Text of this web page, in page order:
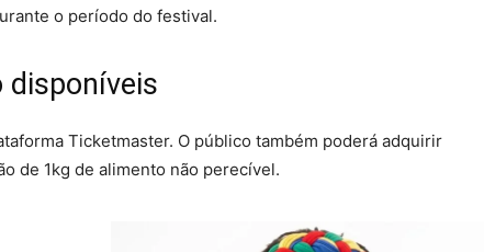
o período do festival.
Ticketmaster. O público também poderá adquirir
de 1kg de alimento não perecível.